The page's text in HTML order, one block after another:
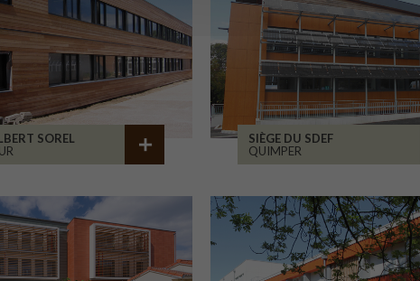
SOREL
SIÈGE DU SDEF
QUIMPER